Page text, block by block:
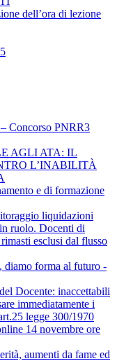
dell’ora di lezione
Concorso PNRR3
AGLI ATA: IL
L’INABILITÀ
e di formazione
liquidazioni
ruolo. Docenti di
esclusi dal flusso
diamo forma al futuro -
Docente: inaccettabili
immediatamente i
legge 300/1970
14 novembre ore
aumenti da fame ed